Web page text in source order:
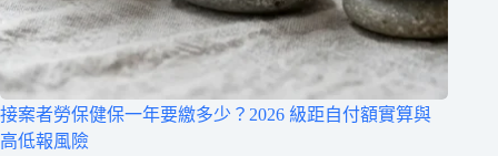
接案者勞保健保一年要繳多少？2026 級距自付額實算與
高低報風險